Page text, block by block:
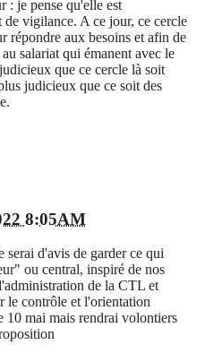
: je pense qu'elle est
vigilance. A ce jour, ce cercle
répondre aux besoins et afin de
salariat qui émanent avec le
que ce cercle là soit
judicieux que ce soit des
8:05AM
serai d'avis de garder ce qui
ou central, inspiré de nos
de la CTL et
le contrôle et l'orientation
10 mai mais rendrai volontiers